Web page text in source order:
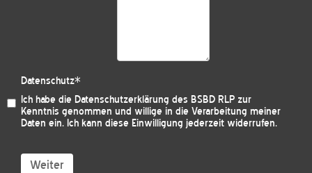
Datenschutz*
Ich habe die Datenschutzerklärung des BSBD RLP zur
Kenntnis genommen und willige in die Verarbeitung meiner
Daten ein. Ich kann diese Einwilligung jederzeit widerrufen.
Weiter